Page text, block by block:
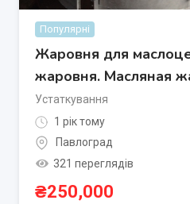
Популярні
Жаровня для
жаровня. Масляная
Устаткування
1 рік тому
Павлоград
321 переглядів
₴250,000